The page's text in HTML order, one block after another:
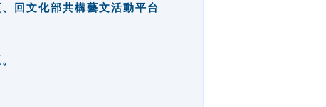
文化部共構藝文活動平台